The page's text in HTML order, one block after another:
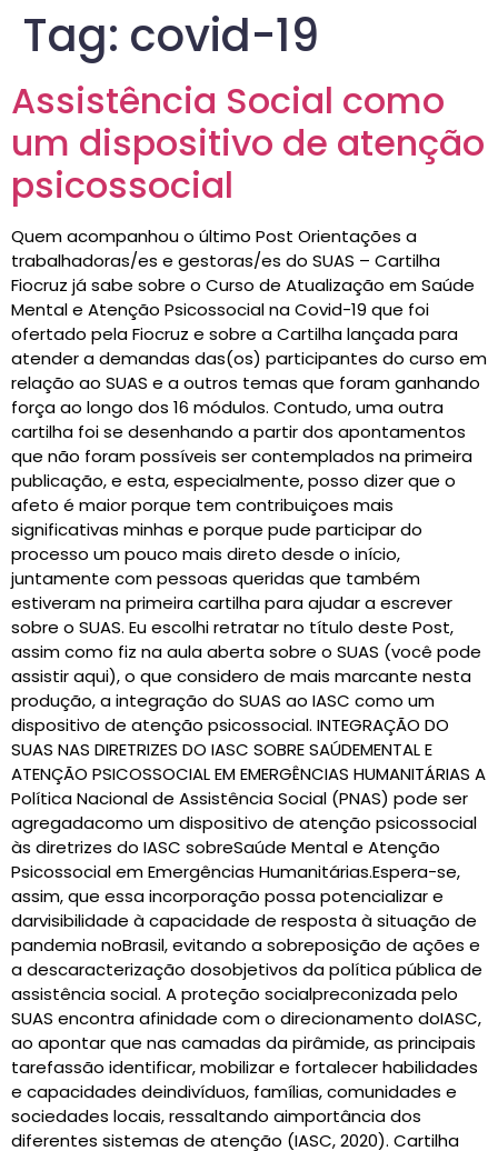
Tag: covid-19
Assistência Social como
um dispositivo de atenção
psicossocial
Quem acompanhou o último Post Orientações a
trabalhadoras/es e gestoras/es do SUAS – Cartilha
Fiocruz já sabe sobre o Curso de Atualização em Saúde
Mental e Atenção Psicossocial na Covid-19 que foi
ofertado pela Fiocruz e sobre a Cartilha lançada para
atender a demandas das(os) participantes do curso em
relação ao SUAS e a outros temas que foram ganhando
força ao longo dos 16 módulos. Contudo, uma outra
cartilha foi se desenhando a partir dos apontamentos
que não foram possíveis ser contemplados na primeira
publicação, e esta, especialmente, posso dizer que o
afeto é maior porque tem contribuiçoes mais
significativas minhas e porque pude participar do
processo um pouco mais direto desde o início,
juntamente com pessoas queridas que também
estiveram na primeira cartilha para ajudar a escrever
sobre o SUAS. Eu escolhi retratar no título deste Post,
assim como fiz na aula aberta sobre o SUAS (você pode
assistir aqui), o que considero de mais marcante nesta
produção, a integração do SUAS ao IASC como um
dispositivo de atenção psicossocial. INTEGRAÇÃO DO
SUAS NAS DIRETRIZES DO IASC SOBRE SAÚDEMENTAL E
ATENÇÃO PSICOSSOCIAL EM EMERGÊNCIAS HUMANITÁRIAS A
Política Nacional de Assistência Social (PNAS) pode ser
agregadacomo um dispositivo de atenção psicossocial
às diretrizes do IASC sobreSaúde Mental e Atenção
Psicossocial em Emergências Humanitárias.Espera-se,
assim, que essa incorporação possa potencializar e
darvisibilidade à capacidade de resposta à situação de
pandemia noBrasil, evitando a sobreposição de ações e
a descaracterização dosobjetivos da política pública de
assistência social. A proteção socialpreconizada pelo
SUAS encontra afinidade com o direcionamento doIASC,
ao apontar que nas camadas da pirâmide, as principais
tarefassão identificar, mobilizar e fortalecer habilidades
e capacidades deindivíduos, famílias, comunidades e
sociedades locais, ressaltando aimportância dos
diferentes sistemas de atenção (IASC, 2020). Cartilha